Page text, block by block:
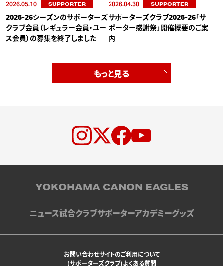
2026.05.10 SUPPORTER
2025-26シーズンのサポーターズ
クラブ会員（レギュラー会員・ユー
ス会員）の募集を終了しました
2026.04.30 SUPPORTER
サポーターズクラブ2025-26「サ
ポーター感謝祭」開催概要のご案
内
もっと見る
YOKOHAMA CANON EAGLES
ニュース試合クラブサポーターアカデミーグッズ
お問い合わせサイトのご利用について
(サポーターズクラブ)よくある質問